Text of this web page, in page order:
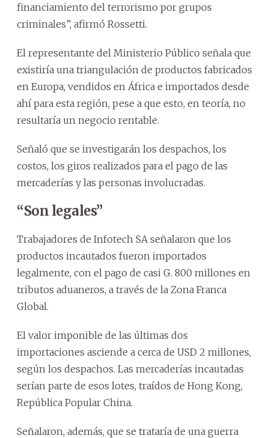
financiamiento del terrorismo por grupos
criminales”, afirmó Rossetti.
El representante del Ministerio Público señala que
existiría una triangulación de productos fabricados
en Europa, vendidos en África e importados desde
ahí para esta región, pese a que esto, en teoría, no
resultaría un negocio rentable.
Señaló que se investigarán los despachos, los
costos, los giros realizados para el pago de las
mercaderías y las personas involucradas.
“Son legales”
Trabajadores de Infotech SA señalaron que los
productos incautados fueron importados
legalmente, con el pago de casi G. 800 millones en
tributos aduaneros, a través de la Zona Franca
Global.
El valor imponible de las últimas dos
importaciones asciende a cerca de USD 2 millones,
según los despachos. Las mercaderías incautadas
serían parte de esos lotes, traídos de Hong Kong,
República Popular China.
Señalaron, además, que se trataría de una guerra